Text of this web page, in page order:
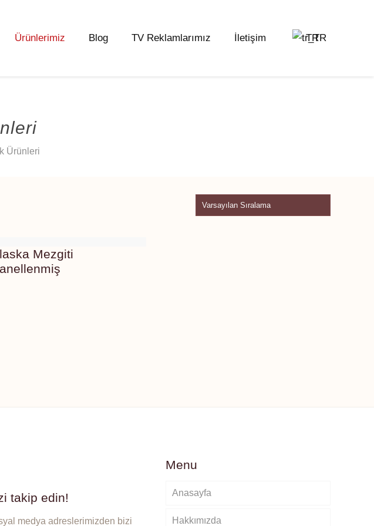
Ürünlerimiz Blog TV Reklamlarımız İletişim TR
Ürünleri
Mezgiti
takip edin!
medya adreslerimizden bizi
Menu
Anasayfa
Hakkımızda